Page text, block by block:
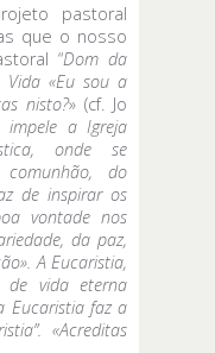
pastoral
que o nosso
“Dom da
«Eu sou a
nisto?» (cf. Jo
a Igreja
onde se
do
de inspirar os
vontade nos
da paz,
A Eucaristia,
vida eterna
Eucaristia faz a
«Acreditas